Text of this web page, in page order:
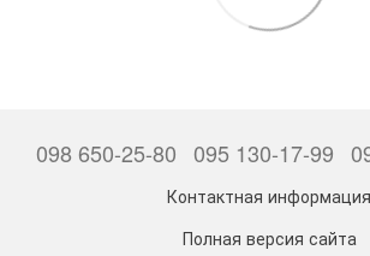
098 650-25-80 095 130-17-99
Контактная информация
Полная версия сайта